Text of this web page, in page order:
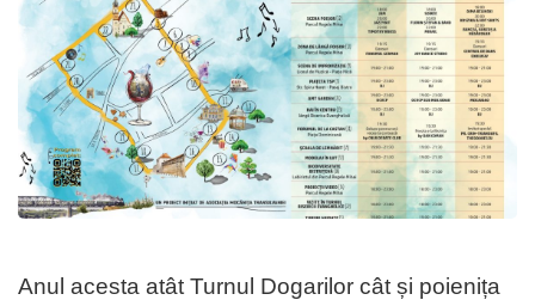
Anul acesta atât Turnul Dogarilor cât și poienița